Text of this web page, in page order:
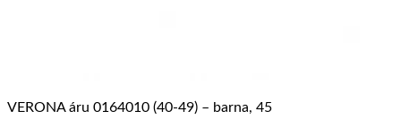
VERONA áru 0164010 (40-49) – barna, 45